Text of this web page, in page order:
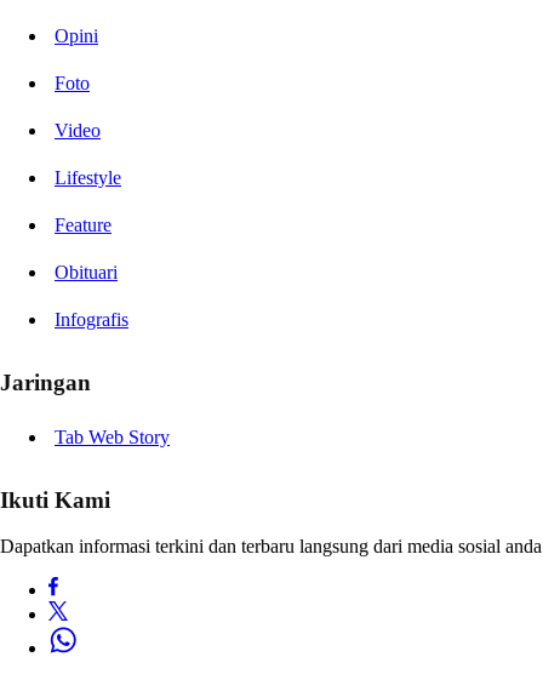
Opini
Foto
Video
Lifestyle
Feature
Obituari
Infografis
Jaringan
Tab Web Story
Ikuti Kami
Dapatkan informasi terkini dan terbaru langsung dari media sosial anda